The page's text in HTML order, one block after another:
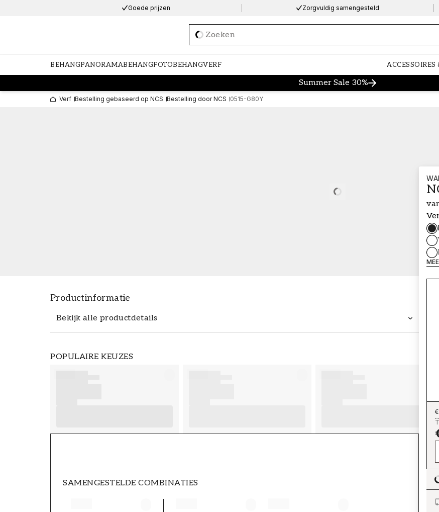
Goede prijzen Zorgvuldig samengesteld
Loading…
BEHANGPANORAMABEHANGFOTOBEHANGVERF ACCESSOIRES
Summer Sale 30%
Verf Bestelling gebaseerd op NCS Bestelling door NCS 0515-G80Y
Productinformatie
Bekijk alle productdetails
POPULAIRE KEUZES
SAMENGESTELDE COMBINATIES